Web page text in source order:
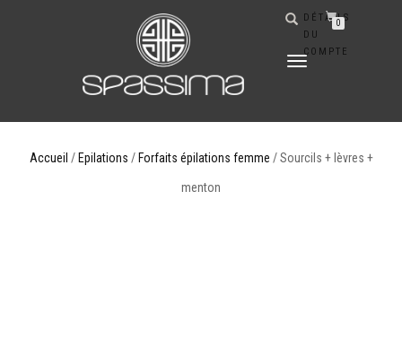
DÉPLIER
DÉTAILS
DU
COMPTE
0
Accueil / Epilations / Forfaits épilations femme / Sourcils + lèvres +
menton